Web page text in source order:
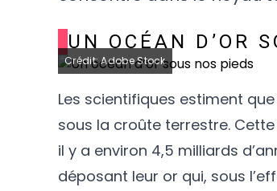
UN OCÉAN D’OR
Crédit: Adobe Stock
Les scientifiques estiment que
sous la croûte terrestre.
il y a environ 4,5 milliards
déposant leur or qui, sous